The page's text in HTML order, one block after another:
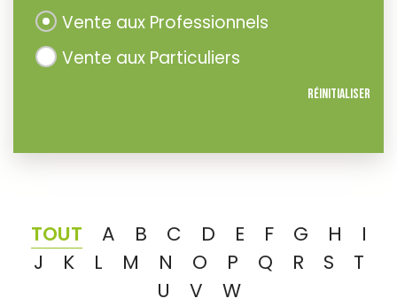
Vente aux Professionnels
Vente aux Particuliers
Réinitialiser
TOUT A B C D E F G H
I
J
K L M N O P Q R S
T
U
V W